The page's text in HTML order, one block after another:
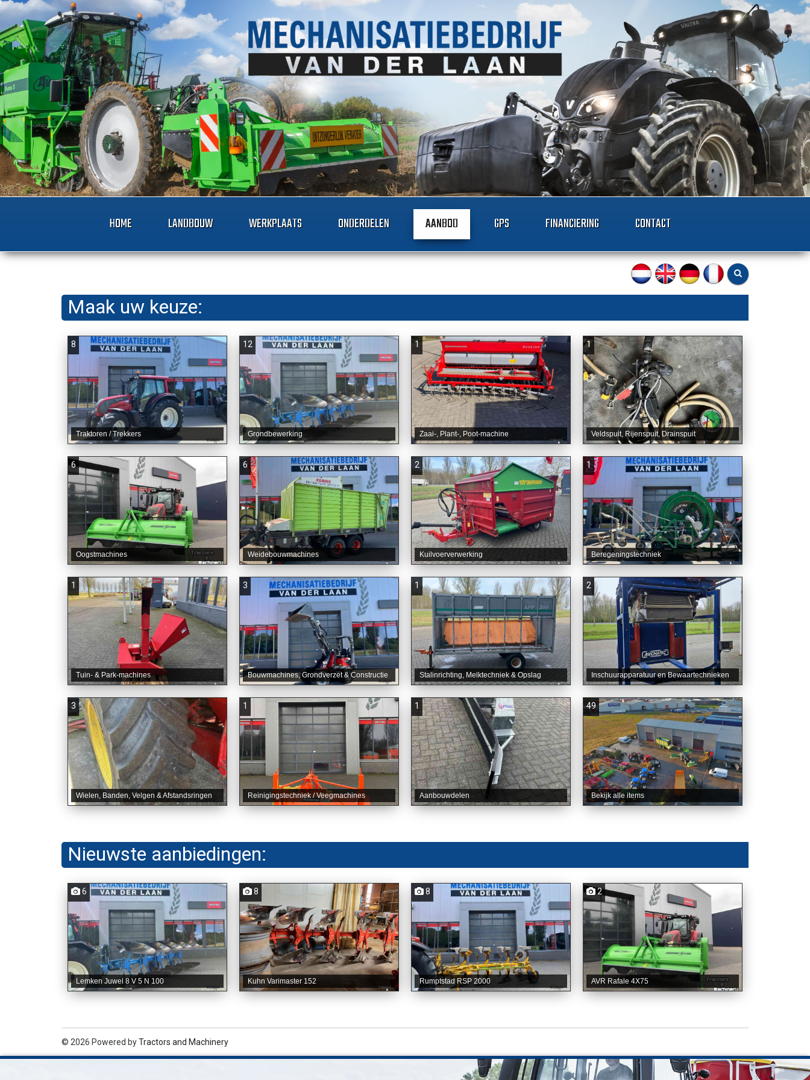
HOME LANDBOUW WERKPLAATS ONDERDELEN AANBOD GPS FINANCIERING CONTACT
Maak uw keuze:
8
Traktoren / Trekkers
12
Grondbewerking
1
Zaai-, Plant-, Poot-machine
1
Veldspuit, Rijenspuit, Drainspuit
6
Oogstmachines
6
Weidebouwmachines
2
Kuilvoerverwerking
1
Beregeningstechniek
1
Tuin- & Park-machines
3
Bouwmachines, Grondverzet & Constructie
1
Stalinrichting, Melktechniek & Opslag
2
Inschuurapparatuur en Bewaartechnieken
3
Wielen, Banden, Velgen & Afstandsringen
1
Reinigingstechniek / Veegmachines
1
Aanbouwdelen
49
Bekijk alle items
Nieuwste aanbiedingen:
6
Lemken Juwel 8 V 5 N 100
8
Kuhn Varimaster 152
8
Rumptstad RSP 2000
2
AVR Rafale 4X75
© 2026 Powered byTractors and Machinery